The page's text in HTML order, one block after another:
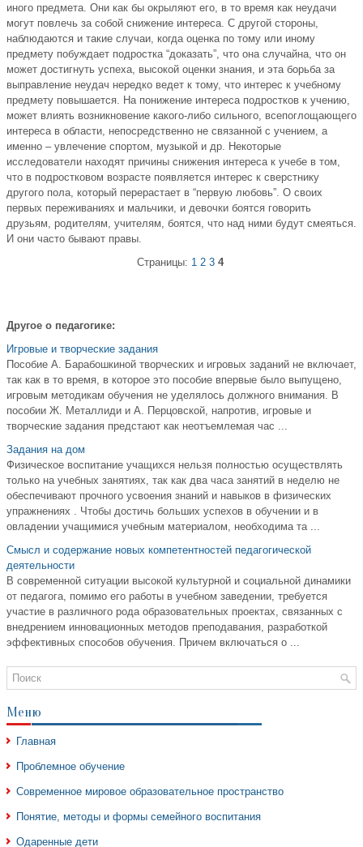
иного предмета. Они как бы окрыляют его, в то время как неудачи
могут повлечь за собой снижение интереса. С другой стороны,
наблюдаются и такие случаи, когда оценка по тому или иному
предмету побуждает подростка “доказать”, что она случайна, что он
может достигнуть успеха, высокой оценки знания, и эта борьба за
выправление неудач нередко ведет к тому, что интерес к учебному
предмету повышается. На понижение интереса подростков к учению,
может влиять возникновение какого-либо сильного, всепоглощающего
интереса в области, непосредственно не связанной с учением, а
именно – увлечение спортом, музыкой и др. Некоторые
исследователи находят причины снижения интереса к учебе в том,
что в подростковом возрасте появляется интерес к сверстнику
другого пола, который перерастает в “первую любовь”. О своих
первых переживаниях и мальчики, и девочки боятся говорить
друзьям, родителям, учителям, боятся, что над ними будут смеяться.
И они часто бывают правы.
Страницы: 1 2 3 4
Другое о педагогике:
Игровые и творческие задания
Пособие А. Барабошкиной творческих и игровых заданий не включает,
так как в то время, в которое это пособие впервые было выпущено,
игровым методикам обучения не уделялось должного внимания. В
пособии Ж. Металлиди и А. Перцовской, напротив, игровые и
творческие задания предстают как неотъемлемая час ...
Задания на дом
Физическое воспитание учащихся нельзя полностью осуществлять
только на учебных занятиях, так как два часа занятий в неделю не
обеспечивают прочного усвоения знаний и навыков в физических
упражнениях . Чтобы достичь больших успехов в обучении и в
овладении учащимися учебным материалом, необходима та ...
Смысл и содержание новых компетентностей педагогической
деятельности
В современной ситуации высокой культурной и социальной динамики
от педагога, помимо его работы в учебном заведении, требуется
участие в различного рода образовательных проектах, связанных с
внедрением инновационных методов преподавания, разработкой
эффективных способов обучения. Причем включаться о ...
Меню
Главная
Проблемное обучение
Современное мировое образовательное пространство
Понятие, методы и формы семейного воспитания
Одаренные дети